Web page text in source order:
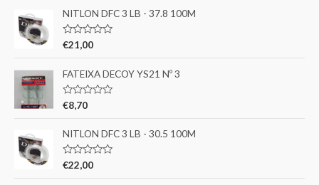
l
i
a
ã
d
e
5
NITLON DFC 3 LB - 37.8 100M
A
l
i
a
ã
d
e
5
€21,00
FATEIXA DECOY YS21 Nº 3
A
l
i
a
ã
€8,70
NITLON DFC 3 LB - 30.5 100M
A
€22,00